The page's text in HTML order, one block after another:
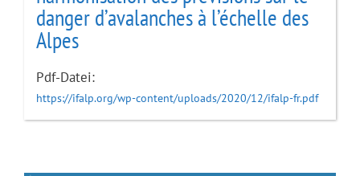
danger d’avalanches à l’échelle des
Alpes
Pdf-Datei:
https://ifalp.org/wp-content/uploads/2020/12/ifalp-fr.pdf